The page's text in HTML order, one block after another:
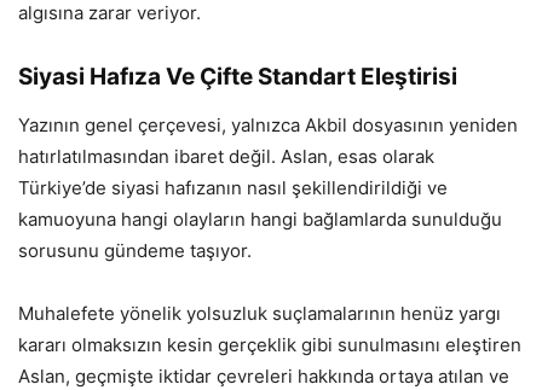
algısına zarar veriyor.
Siyasi Hafıza Ve Çifte Standart Eleştirisi
Yazının genel çerçevesi, yalnızca Akbil dosyasının yeniden
hatırlatılmasından ibaret değil. Aslan, esas olarak
Türkiye’de siyasi hafızanın nasıl şekillendirildiği ve
kamuoyuna hangi olayların hangi bağlamlarda sunulduğu
sorusunu gündeme taşıyor.
Muhalefete yönelik yolsuzluk suçlamalarının henüz yargı
kararı olmaksızın kesin gerçeklik gibi sunulmasını eleştiren
Aslan, geçmişte iktidar çevreleri hakkında ortaya atılan ve